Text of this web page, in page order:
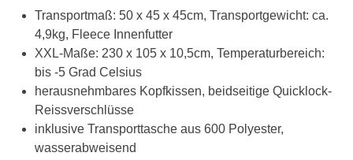
Transportmaß: 50 x 45 x 45cm, Transportgewicht: ca.
4,9kg, Fleece Innenfutter
XXL-Maße: 230 x 105 x 10,5cm, Temperaturbereich:
bis -5 Grad Celsius
herausnehmbares Kopfkissen, beidseitige Quicklock-
Reissverschlüsse
inklusive Transporttasche aus 600 Polyester,
wasserabweisend